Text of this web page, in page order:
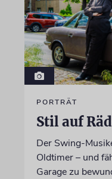
PORTRÄT
Stil auf
Der Swing-
Oldtimer – und
Garage zu